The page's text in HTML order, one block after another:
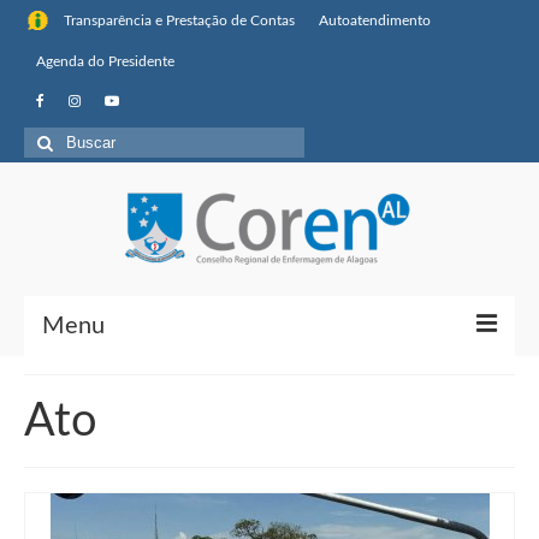
Transparência e Prestação de Contas Autoatendimento
Agenda do Presidente
Buscar
por:
Menu
Missão, visão de futuro e valores
Ato